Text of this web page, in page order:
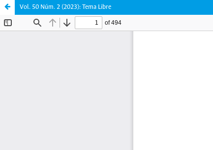
Vol. 50 Núm. 2 (2023): Tema Libre